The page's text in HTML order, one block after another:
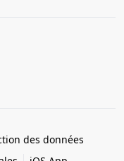
des données